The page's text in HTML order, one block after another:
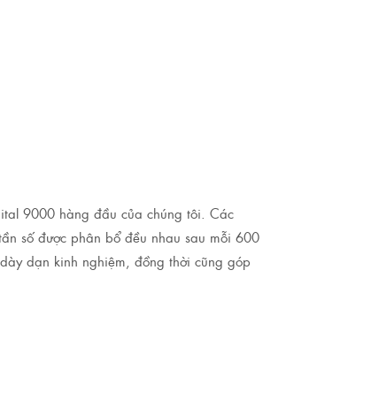
9000 hàng đầu của chúng tôi. Các
số được phân bổ đều nhau sau mỗi 600
dạn kinh nghiệm, đồng thời cũng góp